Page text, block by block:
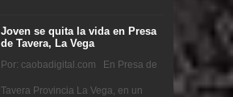
Joven se quita la vida en Presa
de Tavera, La Vega
Por: caobadigital.com En Presa de
Tavera Provincia La Vega, en un